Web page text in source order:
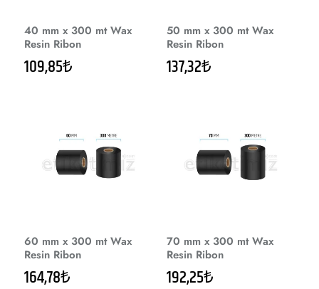
40 mm x 300 mt Wax
Resin Ribon
109,85₺
50 mm x 300 mt Wax
Resin Ribon
137,32₺
60 mm x 300 mt Wax
Resin Ribon
164,78₺
70 mm x 300 mt Wax
Resin Ribon
192,25₺